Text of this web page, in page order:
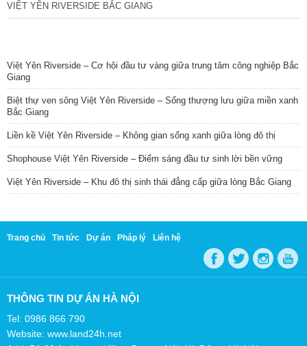
VIỆT YÊN RIVERSIDE BẮC GIANG
Việt Yên Riverside – Cơ hội đầu tư vàng giữa trung tâm công nghiệp Bắc
Giang
Biệt thự ven sông Việt Yên Riverside – Sống thượng lưu giữa miền xanh
Bắc Giang
Liền kề Việt Yên Riverside – Không gian sống xanh giữa lòng đô thị
Shophouse Việt Yên Riverside – Điểm sáng đầu tư sinh lời bền vững
Việt Yên Riverside – Khu đô thị sinh thái đẳng cấp giữa lòng Bắc Giang
Trang chủ Tin tức Dự án Pháp lý Liên hệ
THÔNG TIN DỰ ÁN HÀ NỘI
Tel: 0986 866 790
Website: www.land24h.net